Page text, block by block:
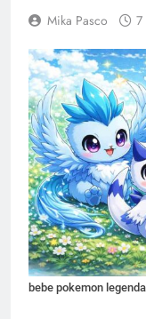
Mika Pasco 7
bebe pokemon